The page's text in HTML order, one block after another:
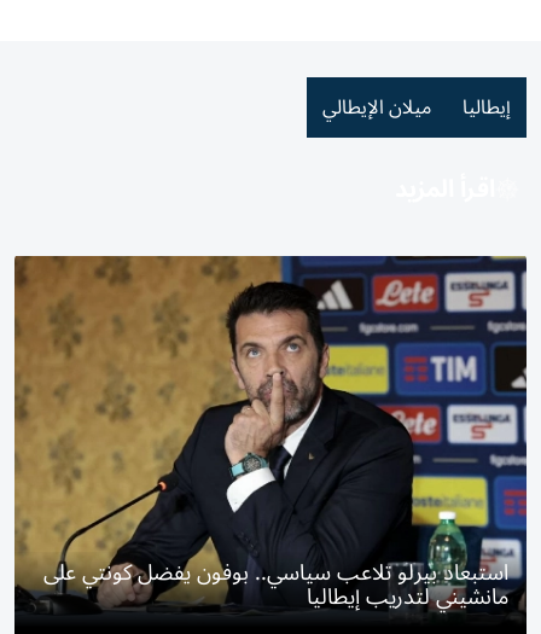
إيطاليا ميلان الإيطالي
استبعاد بيرلو تلاعب سياسي.. بوفون يفضل كونتي على
مانشيني لتدريب إيطاليا